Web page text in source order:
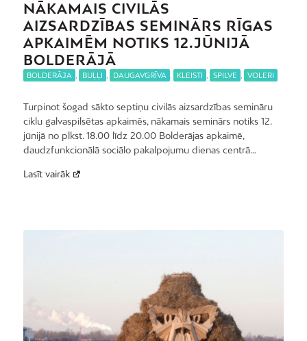
NĀKAMAIS CIVILĀS
AIZSARDZĪBAS SEMINĀRS RĪGAS
APKAIMĒM NOTIKS 12.JŪNIJĀ
BOLDERĀJĀ
BOLDERĀJA BUĻĻI DAUGAVGRĪVA KLEISTI SPILVE VOLERI
Turpinot šogad sākto septiņu civilās aizsardzības semināru
ciklu galvaspilsētas apkaimēs, nākamais seminārs notiks 12.
jūnijā no plkst. 18.00 līdz 20.00 Bolderājas apkaimē,
daudzfunkcionālā sociālo pakalpojumu dienas centrā…
Lasīt vairāk